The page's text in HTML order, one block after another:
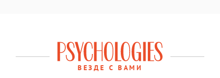
ВЕЗДЕ С ВАМИ